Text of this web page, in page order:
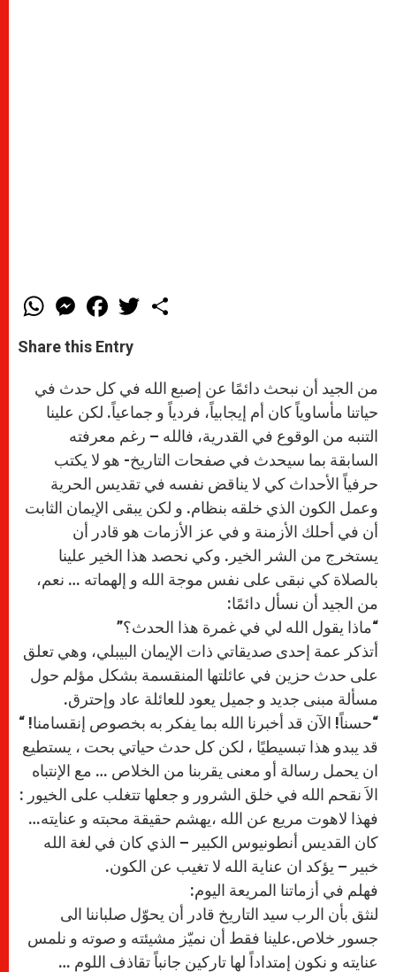
W
h
t
s
p
p
M
e
s
e
g
e
r
F
a
e
b
o
k
w
r
Share this Entry
من الجيد أن نبحث دائمًا عن إصبع الله في كل حدث في
حياتنا مأساوياً كان أم إيجابياً، فردياً و جماعياً. لكن علينا
التنبه من الوقوع في القدرية، فالله – رغم معرفته
السابقة بما سيحدث في صفحات التاريخ- هو لا يكتب
حرفياً الأحداث كي لا يناقض نفسه في تقديس الحرية
وعمل الكون الذي خلقه بنظام. و لكن يبقى الإيمان الثابت
أن في أحلك الأزمنة و في عز الأزمات هو قادر أن
يستخرج من الشر الخير. وكي نحصد هذا الخير علينا
بالصلاة كي نبقى على نفس موجة الله و إلهماته … نعم،
من الجيد أن نسأل دائمًا:
“ماذا يقول الله لي في غمرة هذا الحدث؟”
أتذكر عمة إحدى صديقاتي ذات الإيمان البيبلي، وهي تعلق
على حدث حزين في عائلتها المنقسمة بشكل مؤلم حول
مسألة مبنى جديد و جميل يعود للعائلة عاد وإحترق.
“حسناً! الآن قد أخبرنا الله بما يفكر به بخصوص إنقسامنا! “
قد يبدو هذا تبسيطيًا ، لكن كل حدث حياتي بحت ، يستطيع
ان يحمل رسالة أو معنى يقربنا من الخلاص … مع الإنتباه
الاَ نقحم الله في خلق الشرور و جعلها تتغلب على الخيور :
فهذا لاهوت مريع عن الله ،يهشم حقيقة محبته و عنايته…
كان القديس أنطونيوس الكبير – الذي كان في لغة الله
خبير – يؤكد ان عناية الله لا تغيب عن الكون.
فهلم في أزماتنا المريعة اليوم:
لنثق بأن الرب سيد التاريخ قادر أن يحوّل صلباننا الى
جسور خلاص.علينا فقط أن نميّز مشيئته و صوته و نلمس
عنايته و نكون إمتداداً لها تاركين جانباً تقاذف اللوم …